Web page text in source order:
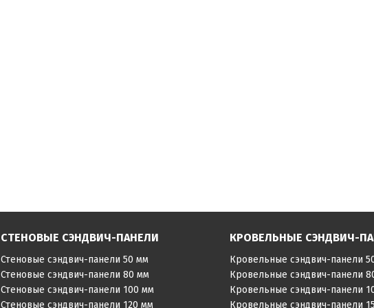
СТЕНОВЫЕ СЭНДВИЧ-ПАНЕЛИ
Стеновые сэндвич-панели 50 мм
Стеновые сэндвич-панели 80 мм
Стеновые сэндвич-панели 100 мм
Стеновые сэндвич-панели 120 мм
КРОВЕЛЬНЫЕ СЭНДВИЧ-
Кровельные сэндвич-панели
Кровельные сэндвич-панели
Кровельные сэндвич-панели
Кровельные сэндвич-панели